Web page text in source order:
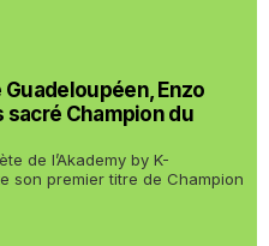
Enzo
sacré Champion du
de l’Akademy by K-
son premier titre de Champion